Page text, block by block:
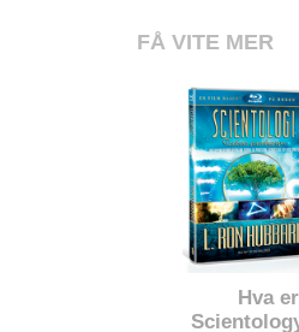
FÅ VITE MER
Hva er